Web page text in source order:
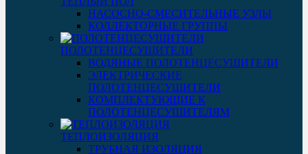
НАСОСНО-СМЕСИТЕЛЬНЫЕ УЗЛЫ
КОЛЛЕКТОРНЫЕ ГРУППЫ
ПОЛОТЕНЦЕСУШИТЕЛИ
ВОДЯНЫЕ ПОЛОТЕНЦЕСУШИТЕЛИ
ЭЛЕКТРИЧЕСКИЕ
ПОЛОТЕНЦЕСУШИТЕЛИ
КОМПЛЕКТУЮЩИЕ К
ПОЛОТЕНЦЕСУШИТЕЛЯМ
ТЕПЛОИЗОЛЯЦИЯ
ТРУБНАЯ ИЗОЛЯЦИЯ